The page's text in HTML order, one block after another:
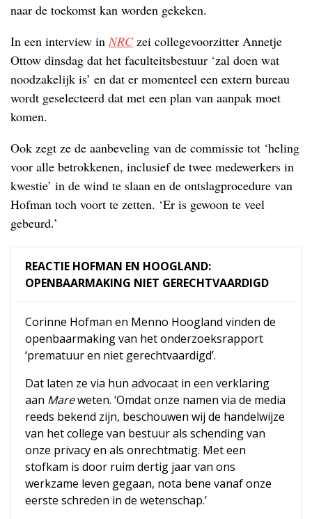
naar de toekomst kan worden gekeken.
In een interview inNRCzei collegevoorzitter Annetje
Ottow dinsdag dat het faculteitsbestuur ‘zal doen wat
noodzakelijk is’ en dat er momenteel een extern bureau
wordt geselecteerd dat met een plan van aanpak moet
komen.
Ook zegt ze de aanbeveling van de commissie tot ‘heling
voor alle betrokkenen, inclusief de twee medewerkers in
kwestie’ in de wind te slaan en de ontslagprocedure van
Hofman toch voort te zetten. ‘Er is gewoon te veel
gebeurd.’
REACTIE HOFMAN EN HOOGLAND:
OPENBAARMAKING NIET GERECHTVAARDIGD
Corinne Hofman en Menno Hoogland vinden de
openbaarmaking van het onderzoeksrapport
‘prematuur en niet gerechtvaardigd’.
Dat laten ze via hun advocaat in een verklaring
aan Mareweten. ‘Omdat onze namen via de media
reeds bekend zijn, beschouwen wij de handelwijze
van het college van bestuur als schending van
onze privacy en als onrechtmatig. Met een
stofkam is door ruim dertig jaar van ons
werkzame leven gegaan, nota bene vanaf onze
eerste schreden in de wetenschap.’